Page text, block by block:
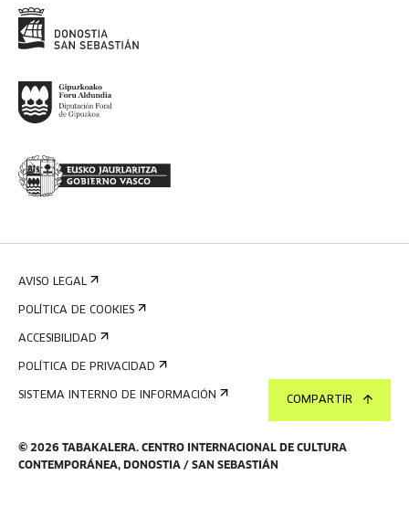
COMPARTIR
© 2026 TABAKALERA. CENTRO INTERNACIONAL DE CULTURA
CONTEMPORÁNEA, DONOSTIA / SAN SEBASTIÁN
AVISO LEGAL
POLÍTICA DE COOKIES
ACCESIBILIDAD
POLÍTICA DE PRIVACIDAD
SISTEMA INTERNO DE INFORMACIÓN